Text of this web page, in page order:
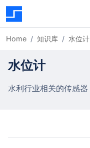
Home 知识库 水位计
水位计
水利行业相关的传感器